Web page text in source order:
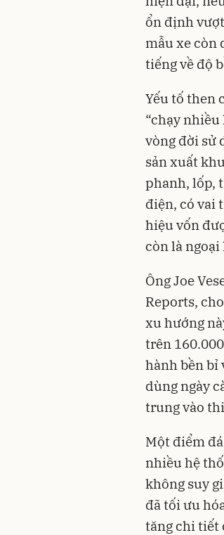
ổn định
mẫu xe còn
tiếng về độ
Yếu tố then
“chạy
vòng đời sử
sản xuất
phanh, lốp,
điện, có vai
hiệu vốn
còn là
Ông Joe
Reports,
xu hướng
trên
hành bền bỉ
dùng ngày
trung vào
Một điểm
nhiều hệ
không suy
đã tối ưu
tăng chi tiết